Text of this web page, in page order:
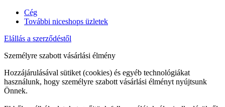
Cég
További niceshops üzletek
Elállás a szerződéstől
Személyre szabott vásárlási élmény
Hozzájárulásával sütiket (cookies) és egyéb technológiákat
használunk, hogy személyre szabott vásárlási élményt nyújtsunk
Önnek.